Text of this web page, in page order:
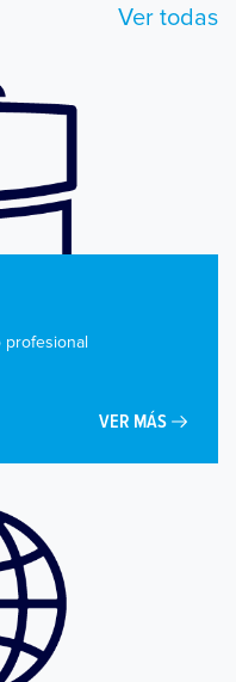
Ver todas
profesional
VER MÁS